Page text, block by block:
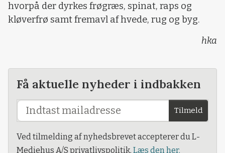
hvorpå der dyrkes frøgræs, spinat, raps og
kløverfrø samt fremavl af hvede, rug og byg.
hka
Få aktuelle nyheder i indbakken
Tilmeld
Ved tilmelding af nyhedsbrevet accepterer du L-
Mediehus A/S privatlivspolitik. Læs den her.